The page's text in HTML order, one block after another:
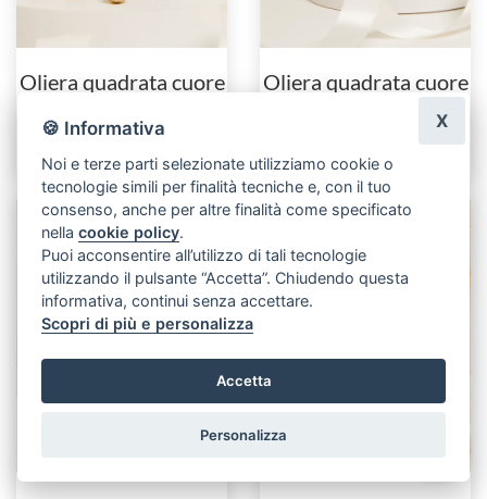
Oliera quadrata cuore
Oliera quadrata cuore
oro con olio
🍪 Informativa
Noi e terze parti selezionate utilizziamo cookie o
tecnologie simili per finalità tecniche e, con il tuo
consenso, anche per altre finalità come specificato
nellacookie policy.
Puoi acconsentire all’utilizzo di tali tecnologie
utilizzando il pulsante “Accetta”. Chiudendo questa
informativa, continui senza accettare.
Scopri di più e personalizza
Accetta
Personalizza
X